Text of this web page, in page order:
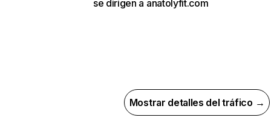
se dirigen a anatolyfit.com
Mostrar detalles del tráfico →